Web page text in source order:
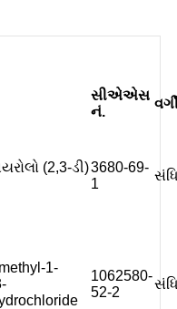
સીએએસ
નં.
(2,3-ડી)3680-69-
1
1-
1062580-
52-2